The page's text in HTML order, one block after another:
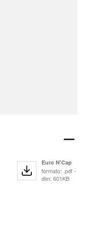
Euro N'Cap
formato: .pdf -
dim: 601KB